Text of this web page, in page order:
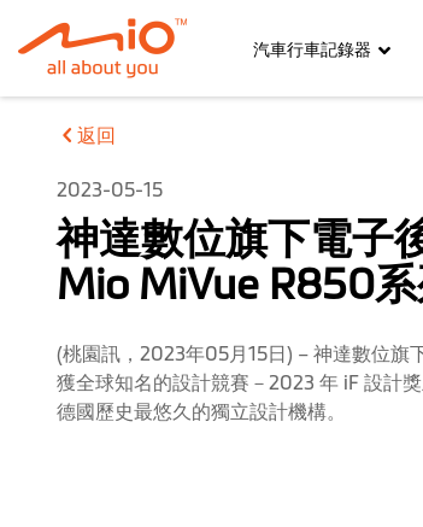
汽車行車記錄器
返回
2023-05-15
神達數位旗下電子
Mio MiVue R850系
(桃園訊，2023年05月15日) – 神達數位旗
獲全球知名的設計競賽－2023 年 iF 設計獎
德國歷史最悠久的獨立設計機構。